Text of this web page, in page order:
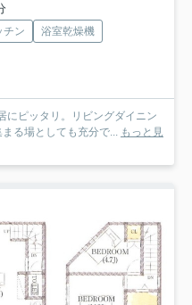
チン
浴室乾燥機
にピッタリ。リビングダイニン
る場としても充分で... もっと見